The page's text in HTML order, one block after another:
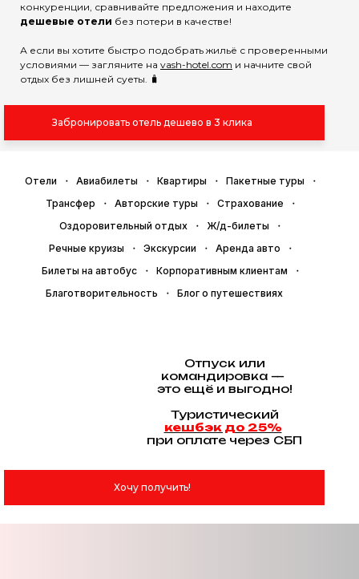
конкуренции, сравнивайте предложения и находите
дешевые отели без потери в качестве!
А если вы хотите быстро подобрать жильё с проверенными
условиями — загляните на vash-hotel.com и начните свой
отдых без лишней суеты. 🧳
Забронировать отель дешево в 3 клика
Отели Авиабилеты Квартиры
Пакетные туры
Трансфер
Авторские туры
Страхование
Оздоровительный отдых
Ж/д-билеты
Речные круизы
Экскурсии
Аренда авто
Билеты на автобус
Корпоративным клиентам
Благотворительность
Блог о путешествиях
Хочу получить!
Отпуск или
командировка —
это ещё и выгодно!
Туристический
кешбэк до 25%
при оплате через СБП